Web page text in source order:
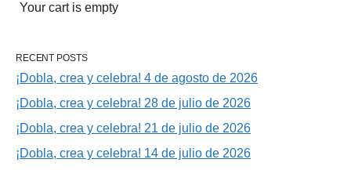
Your cart is empty
RECENT POSTS
¡Dobla, crea y celebra! 4 de agosto de 2026
¡Dobla, crea y celebra! 28 de julio de 2026
¡Dobla, crea y celebra! 21 de julio de 2026
¡Dobla, crea y celebra! 14 de julio de 2026